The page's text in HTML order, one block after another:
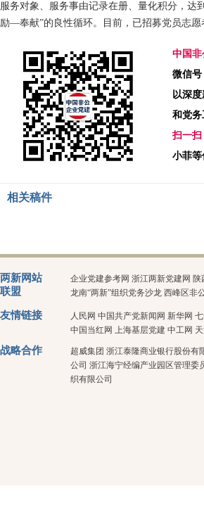
服务对象、服务事由记录在册、量化积分，
励—奉献”的良性循环。目前，已招募党员志
中国
微信号
以深
和党
扫一扫
小菲等
相关稿件
两新网站
联盟
企业党建参考网 浙江两新党建网 陕
龙南“两新”组织党务沙龙 西峰区非
友情链接 人民网 中国共产党新闻网 新华网
中国当红网 上海基层党建 中工网
战略合作 超威集团 浙江泰隆商业银行股份有
公司 浙江海宁经编产业园区管理委
织有限公司